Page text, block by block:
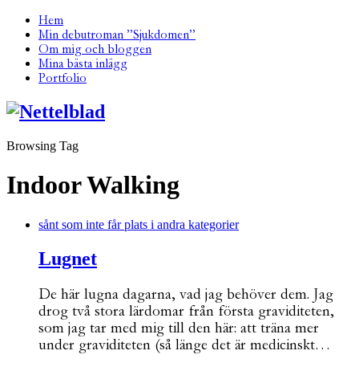
Hem
Min debutroman ”Sjukdomen”
Om mig och bloggen
Mina bästa inlägg
Portfolio
Browsing Tag
Indoor Walking
sånt som inte får plats i andra kategorier
Lugnet
De här lugna dagarna, vad jag behöver dem. Jag
drog två stora lärdomar från första graviditeten,
som jag tar med mig till den här: att träna mer
under graviditeten (så länge det är medicinskt…